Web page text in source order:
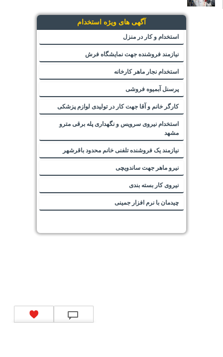
آگهی های ویژه استخدام
استخدام و کار در منزل
نیازمند فروشنده جهت نمایشگاه فرش
استخدام نجار ماهر کارخانه
پرسنل آبمیوه فروشی
کارگر خانم و آقا جهت کار در تولیدی لوازم پزشکی
استخدام نیروی سرویس و نگهداری پله برقی مترو
مشهد
نیازمند یک فروشنده تلفنی خانم محدود باقرشهر
نیرو ماهر جهت ساندویچی
نیروی کار بسته بندی
چیدمان با نرم افزار جمینی